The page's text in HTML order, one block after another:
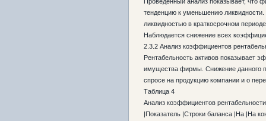
тенденцию к уменьшению
ликвидностью в краткосрочном
Наблюдается снижение всех
2.3.2 Анализ коэффициентов
Рентабельность активов показывает
имущества фирмы. Снижение данного
спросе на продукцию компании и о
Таблица 4
Анализ коэффициентов рентабельности
|Показатель |Строки баланса |На |На